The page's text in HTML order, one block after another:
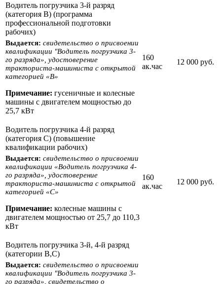
Водитель погрузчика 3-й разряд
(категория В) (программа
профессиональной подготовки
рабочих)
Выдается: свидетельство о присвоении
квалификации "Водитель погрузчика 3-
го разряда», удостоверение
тракториста-машиниста с открытой
категорией «B»
Примечание: гусеничные и колесные
машины с двигателем мощностью до
25,7 кВт
160
ак.час
12 000 руб.
Водитель погрузчика 4-й разряд
(категория С) (повышение
квалификации рабочих)
Выдается: свидетельство о присвоении
квалификации «Водитель погрузчика 4-
го разряда», удостоверение
тракториста-машиниста с открытой
категорией «С»
Примечание: колесные машины с
двигателем мощностью от 25,7 до 110,3
кВт
160
ак.час
12 000 руб.
Водитель погрузчика 3-й, 4-й разряд
(категории В,С)
Выдается: свидетельство о присвоении
квалификации "Водитель погрузчика 3-
го разряда», свидетельство о